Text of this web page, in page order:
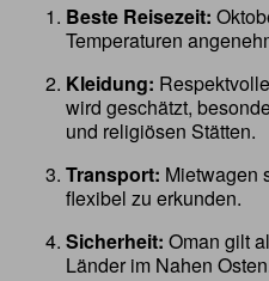
Beste Reisezeit:
Temperaturen
Kleidung:
wird geschätzt,
und religiösen Stätten.
Transport: Mietwagen
flexibel zu erkunden.
Sicherheit: Oman gilt
Länder im Nahen